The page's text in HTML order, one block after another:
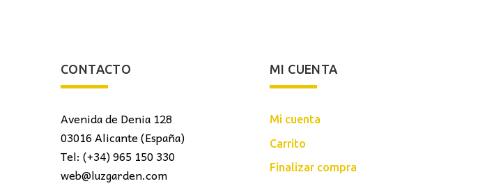
CONTACTO
Avenida de Denia 128
03016 Alicante (España)
Tel: (+34) 965 150 330
web@luzgarden.com
MI CUENTA
Mi cuenta
Carrito
Finalizar compra